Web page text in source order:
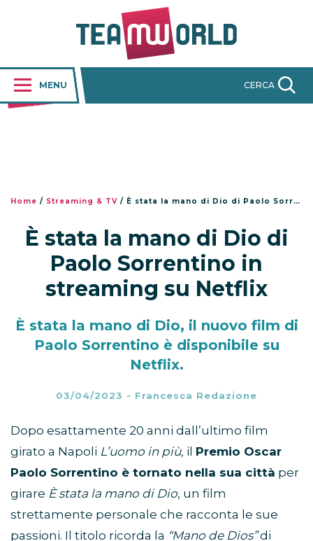
MENU CERCA
Home / Streaming & TV / È stata la mano di Dio di Paolo Sorrentino in streaming su Netflix
È stata la mano di Dio di
Paolo Sorrentino in
streaming su Netflix
È stata la mano di Dio, il nuovo film di
Paolo Sorrentino è disponibile su
Netflix.
03/04/2023 - Francesca Redazione
Dopo esattamente 20 anni dall’ultimo film
girato a Napoli L’uomo in più, il Premio Oscar
Paolo Sorrentino è tornato nella sua città per
girare È stata la mano di Dio, un film
strettamente personale che racconta le sue
passioni. Il titolo ricorda la “Mano de Dios”di